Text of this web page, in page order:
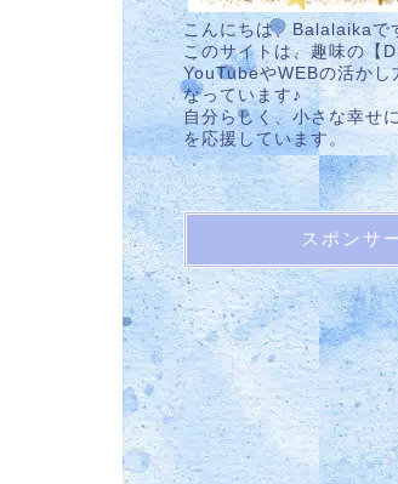
こんにちは、Balalaikaで
このサイトは、趣味の【
YouTubeやWEBの活かし
なっています♪
自分らしく、小さな幸せ
を応援しています。
スポンサ